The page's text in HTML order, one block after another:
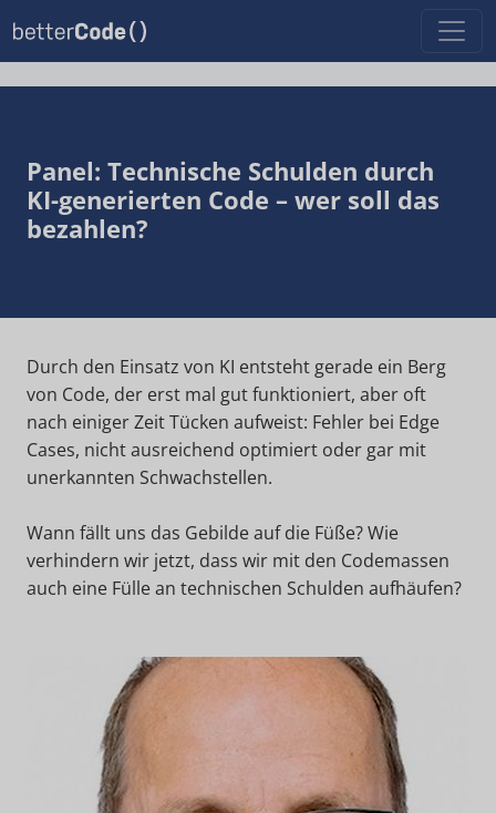
Panel: Technische Schulden durch
KI-generierten Code – wer soll das
bezahlen?
Durch den Einsatz von KI entsteht gerade ein Berg
von Code, der erst mal gut funktioniert, aber oft
nach einiger Zeit Tücken aufweist: Fehler bei Edge
Cases, nicht ausreichend optimiert oder gar mit
unerkannten Schwachstellen.
Wann fällt uns das Gebilde auf die Füße? Wie
verhindern wir jetzt, dass wir mit den Codemassen
auch eine Fülle an technischen Schulden aufhäufen?